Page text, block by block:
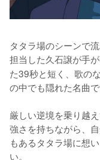
タタラ場のシーンで
担当した久石譲が手
た39秒と短く、歌の
の中でも隠れた名曲で
厳しい逆境を乗り越
強さを持ちながら、
もあるタタラ場に想
い。